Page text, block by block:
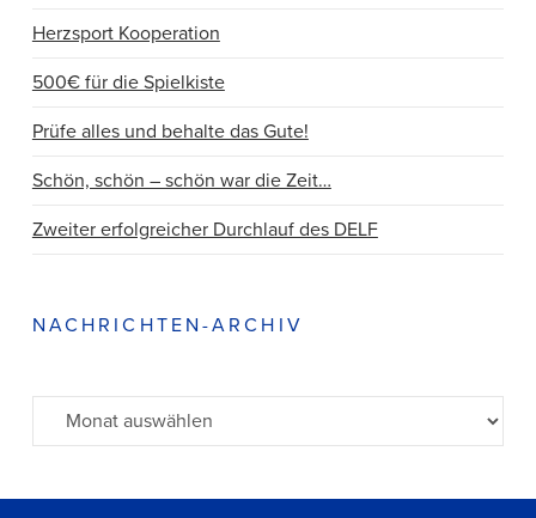
Herzsport Kooperation
500€ für die Spielkiste
Prüfe alles und behalte das Gute!
Schön, schön – schön war die Zeit…
Zweiter erfolgreicher Durchlauf des DELF
NACHRICHTEN-ARCHIV
Archiv